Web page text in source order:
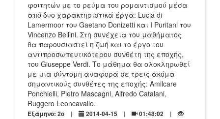
φοιτητών με το ρεύμα του ρομαντισμού μέσα
από δυο χαρακτηριστικά έργα: Lucia di
Lamermoor του Gaetano Donizetti και I Puritani του
Vincenzo Bellini. Στη συνέχεια του μαθήματος
θα παρουσιαστεί η ζωή και το έργο του
αντιπροσωπευτικότερου συνθέτη της εποχής,
του Giuseppe Verdi. Το μάθημα θα ολοκληρωθεί
με μια σύντομη αναφορά σε τρεις ακόμα
σημαντικούς συνθέτες της εποχής: Amilcare
Ponchielli, Pietro Mascagni, Alfredo Catalani,
Ruggero Leoncavallo.
Εξάμηνο: 2o 2014-04-15
01:48:02